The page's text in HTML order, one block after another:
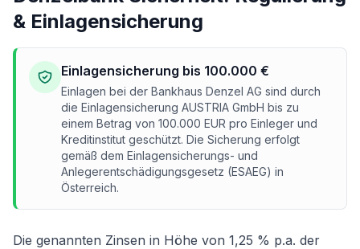
& Einlagensicherung
Einlagensicherung bis 100.000 €
Einlagen bei der Bankhaus Denzel AG sind durch
die Einlagensicherung AUSTRIA GmbH bis zu
einem Betrag von 100.000 EUR pro Einleger und
Kreditinstitut geschützt. Die Sicherung erfolgt
gemäß dem Einlagensicherungs- und
Anlegerentschädigungsgesetz (ESAEG) in
Österreich.
Die genannten Zinsen in Höhe von 1,25 % p.a. der